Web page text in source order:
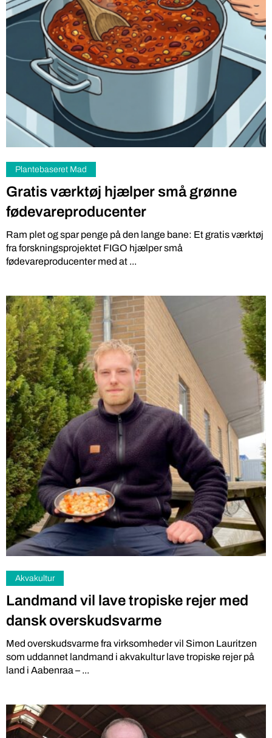
Plantebaseret Mad
Gratis værktøj hjælper små grønne
fødevareproducenter
Ram plet og spar penge på den lange bane: Et gratis værktøj
fra forskningsprojektet FIGO hjælper små
fødevareproducenter med at ...
Akvakultur
Landmand vil lave tropiske rejer med
dansk overskudsvarme
Med overskudsvarme fra virksomheder vil Simon Lauritzen
som uddannet landmand i akvakultur lave tropiske rejer på
land i Aabenraa – ...